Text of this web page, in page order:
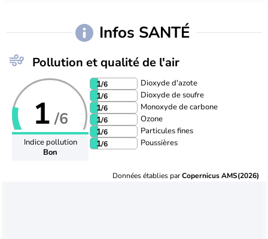
Infos SANTÉ
Pollution et qualité de l'air
1 /6
Indice pollution
Bon
1/6 Dioxyde d'azote
1/6 Dioxyde de soufre
1/6 Monoxyde de carbone
1/6 Ozone
1/6 Particules fines
1/6 Poussières
Données établies parCopernicus AMS(2026)